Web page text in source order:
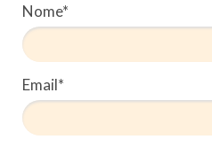
Nome*
Email*